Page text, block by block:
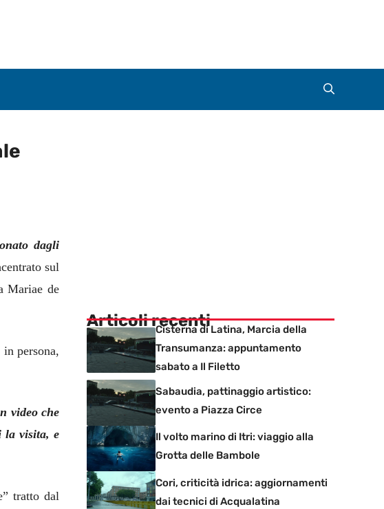
dagli
sul
Mariae de
persona,
video che
la visita, e
tratto dal
Articoli recentiCisterna di Latina, Marcia della
Transumanza: appuntamento
sabato a Il Filetto
Sabaudia, pattinaggio artistico:
evento a Piazza Circe
Il volto marino di Itri: viaggio alla
Grotta delle Bambole
Cori, criticità idrica: aggiornamenti
dai tecnici di Acqualatina